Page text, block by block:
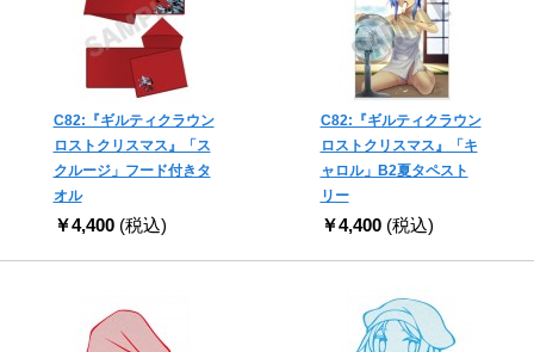
C82:『ギルティクラウン
ロストクリスマス』「ス
クルージ」フード付きタ
オル
￥4,400 (税込)
C82:『ギルティクラウン
ロストクリスマス』「キ
ャロル」B2夏タペスト
リー
￥4,400 (税込)